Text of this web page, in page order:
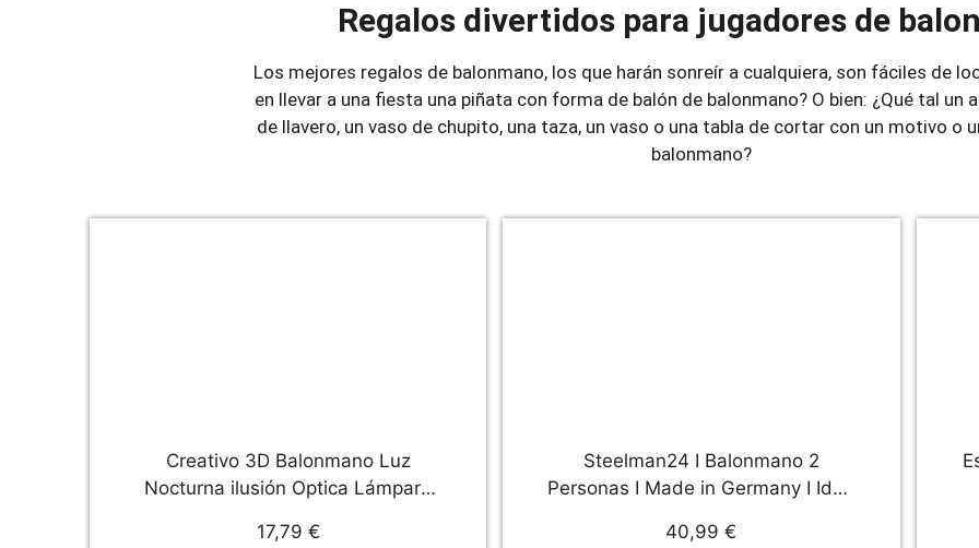
Regalos divertidos para jugadores de
Los mejores regalos de balonmano, los que harán sonreír a cualquiera, son fáciles de
en llevar a una fiesta una piñata con forma de balón de balonmano? O bien: ¿Qué tal un
de llavero, un vaso de chupito, una taza, un vaso o una tabla de cortar con un motivo o
balonmano?
Creativo 3D Balonmano Luz
Nocturna ilusión Optica Lámpara
Remoto USB Power Juguetes
17,79 €
Steelman24 I Balonmano 2
Personas I Made in Germany I Idea
40,99 €